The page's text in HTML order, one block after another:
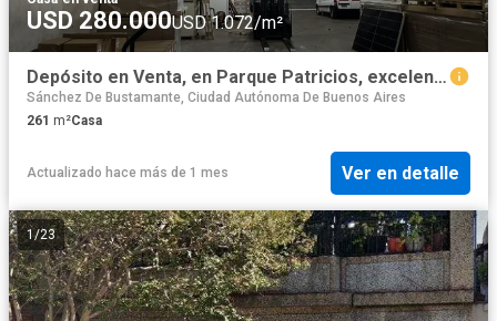
USD 280.000USD 1.072/m²
Depósito en Venta, en Parque Patricios, excelente ubicación
Sánchez De Bustamante, Ciudad Autónoma De Buenos Aires
261 m²Casa
Actualizado hace más de 1 mes Ver en detalle
1/23